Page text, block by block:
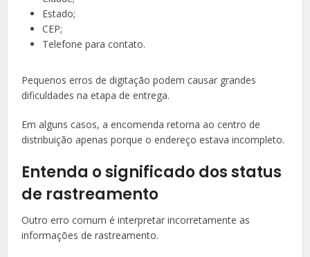
Estado;
CEP;
Telefone para contato.
Pequenos erros de digitação podem causar grandes
dificuldades na etapa de entrega.
Em alguns casos, a encomenda retorna ao centro de
distribuição apenas porque o endereço estava incompleto.
Entenda o significado dos status
de rastreamento
Outro erro comum é interpretar incorretamente as
informações de rastreamento.